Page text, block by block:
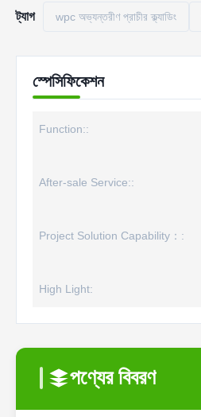
ট্যাগ wpc অভ্যন্তরীণ প্রাচীর ক্ল্যাডিং
স্পেসিফিকেশন
Function::
After-sale Service::
Project Solution Capability：:
High Light:
পণ্যের বিবরণ